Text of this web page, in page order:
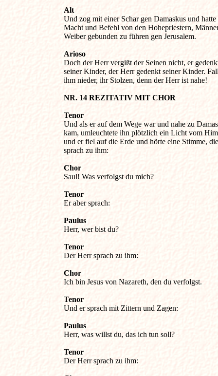
Alt
Und zog mit einer Schar gen Damaskus und hatte
Macht und Befehl von den Hohepriestern,
Weiber gebunden zu führen gen Jerusalem.
Arioso
Doch der Herr vergißt der Seinen nicht, er
seiner Kinder, der Herr gedenkt seiner Kinder.
ihm nieder, ihr Stolzen, denn der Herr ist nahe!
NR. 14 REZITATIV MIT CHOR
Tenor
Und als er auf dem Wege war und nahe zu
kam, umleuchtete ihn plötzlich ein Licht vom
und er fiel auf die Erde und hörte eine Stimme,
sprach zu ihm:
Chor
Saul! Was verfolgst du mich?
Tenor
Er aber sprach:
Paulus
Herr, wer bist du?
Tenor
Der Herr sprach zu ihm:
Chor
Ich bin Jesus von Nazareth, den du verfolgst.
Tenor
Und er sprach mit Zittern und Zagen:
Paulus
Herr, was willst du, das ich tun soll?
Tenor
Der Herr sprach zu ihm: